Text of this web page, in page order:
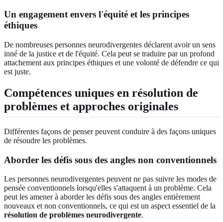
Un engagement envers l'équité et les principes
éthiques
De nombreuses personnes neurodivergentes déclarent avoir un sens
inné de la justice et de l'équité. Cela peut se traduire par un profond
attachement aux principes éthiques et une volonté de défendre ce qui
est juste.
Compétences uniques en résolution de
problèmes et approches originales
Différentes façons de penser peuvent conduire à des façons uniques
de résoudre les problèmes.
Aborder les défis sous des angles non conventionnels
Les personnes neurodivergentes peuvent ne pas suivre les modes de
pensée conventionnels lorsqu'elles s'attaquent à un problème. Cela
peut les amener à aborder les défis sous des angles entièrement
nouveaux et non conventionnels, ce qui est un aspect essentiel de la
résolution de problèmes neurodivergente.